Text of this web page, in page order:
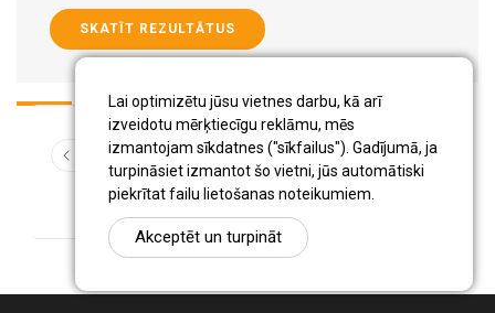
Lai optimizētu jūsu vietnes darbu, kā arī
izveidotu mērķtiecīgu reklāmu, mēs
izmantojam sīkdatnes ("sīkfailus"). Gadījumā, ja
turpināsiet izmantot šo vietni, jūs automātiski
piekrītat failu lietošanas noteikumiem.
Akceptēt un turpināt
SKATĪT REZULTĀTUS
1 ... 1720 1721 1722 1723 1724 1725 1726
1727 1728 1729 1730... 1927